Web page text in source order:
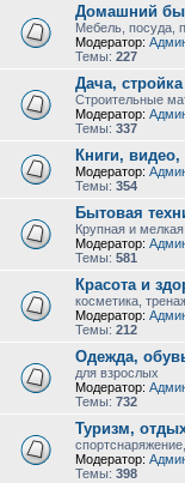
Домашний
Мебель, посуда,
Модератор:
Темы: 227
Дача,
Строительные
Модератор:
Темы: 337
Книги,
Модератор:
Темы: 354
Бытовая
Крупная и
Модератор:
Темы: 581
Красота и
косметика,
Модератор:
Темы: 212
Одежда,
для взрослых
Модератор:
Темы: 732
Туризм,
Модератор:
Темы: 398